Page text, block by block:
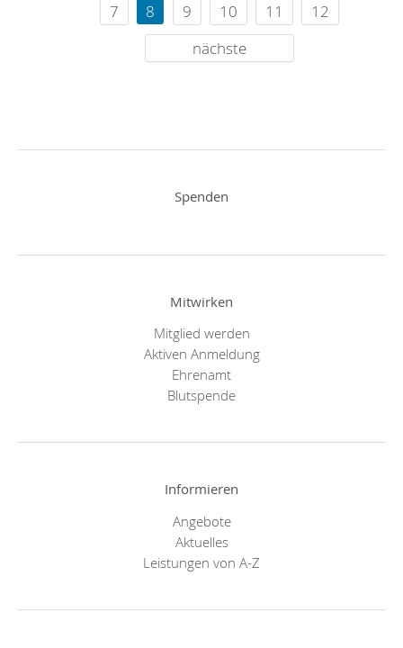
7
8 9 10 11
12
nächste
Spenden
Mitwirken
Mitglied werden
Aktiven Anmeldung
Ehrenamt
Blutspende
Informieren
Angebote
Aktuelles
Leistungen von A-Z